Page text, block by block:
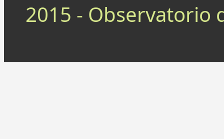
2015 - Observatorio